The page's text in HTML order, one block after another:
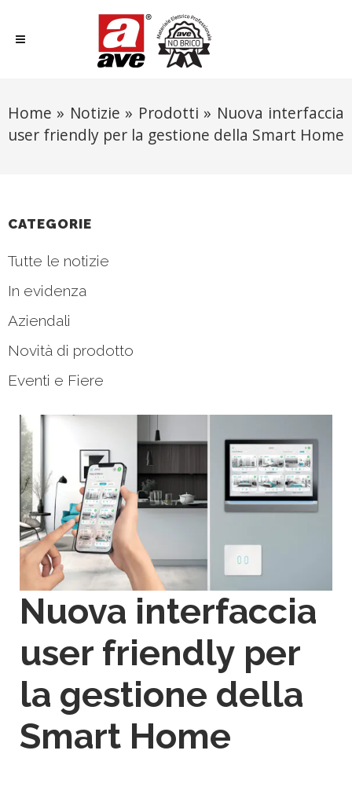
Home » Notizie » Prodotti » Nuova interfaccia
user friendly per la gestione della Smart Home
CATEGORIE
Tutte le notizie
In evidenza
Aziendali
Novità di prodotto
Eventi e Fiere
Nuova interfaccia
user friendly per
la gestione della
Smart Home